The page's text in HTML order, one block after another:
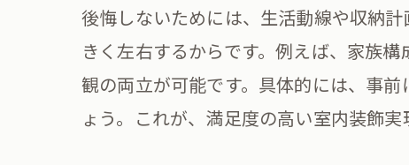
内
後悔しないためには、生活動線や収納
きく左右するからです。例えば、家族
観の両立が可能です。具体的には、事
ょう。これが、満足度の高い室内装飾実